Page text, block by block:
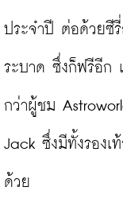
ประจำปี ต่อด้วยซีรี่
ระบาด ซึ่งก็ฟรีอีก
กว่าผู้ชม
Jack ซึ่งมีทั้งรองเ
ด้วย